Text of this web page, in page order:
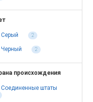
Серый 2
Черный 2
происхождения
Соединенные штаты